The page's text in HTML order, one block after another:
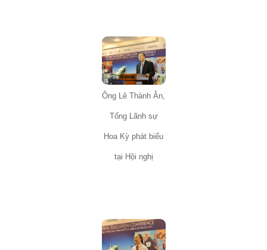
Ông Lê Thành Ân,
Tổng Lãnh sự
Hoa Kỳ phát biểu
tại Hội nghị